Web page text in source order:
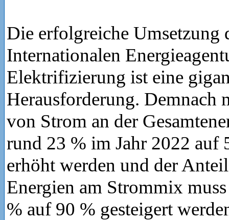
Die erfolgreiche Umsetzung
Internationalen
Elektrifizierung ist eine
Herausforderung. Demnach
von Strom an der
rund 23 % im Jahr 2022 auf
erhöht werden und der
Energien am Strommix
% auf 90 % gesteigert